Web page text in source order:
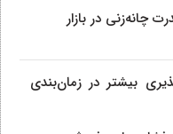
چانه‌زنی در بازار
بیشتر در زمان‌بندی